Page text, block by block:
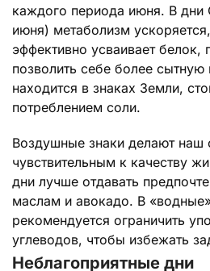
каждого периода июня. В дни
июня) метаболизм
эффективно усваивает
позволить себе более
находится в знаках Земли,
потреблением соли.
Воздушные знаки делают наш
чувствительным к качеству
дни лучше отдавать
маслам и авокадо. В
рекомендуется ограничить
углеводов, чтобы избежать
Неблагоприятные дни